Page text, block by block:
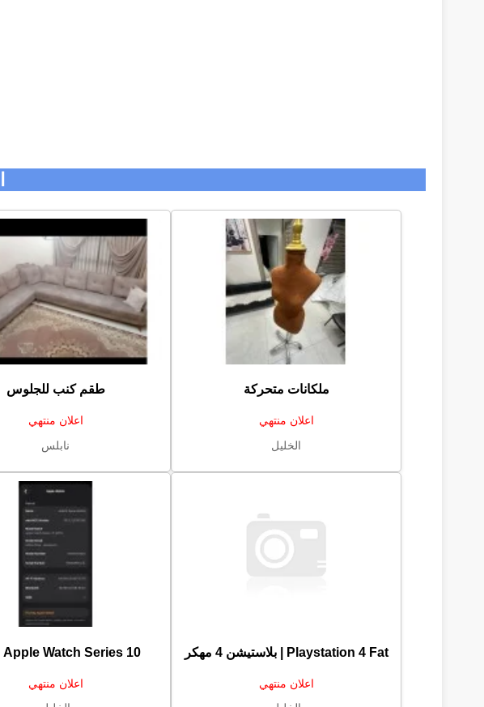
ملكانات متحركة
اعلان منتهي
الخليل
طقم كنب للجلوس
اعلان منتهي
نابلس
Playstation 4 Fat | بلاستيشن 4 مهكر
اعلان منتهي
Apple Watch Series 10 ساعة
اعلان منتهي